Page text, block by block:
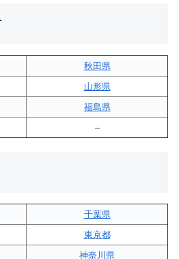
秋田県
山形県
福島県
–
千葉県
東京都
神奈川県